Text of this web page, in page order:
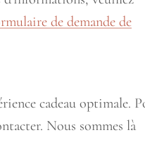
de demande de
cadeau optimale.
Nous sommes là